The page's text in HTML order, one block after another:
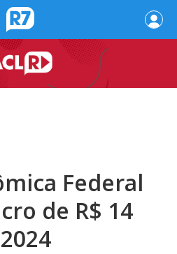
Federal
de R$ 14